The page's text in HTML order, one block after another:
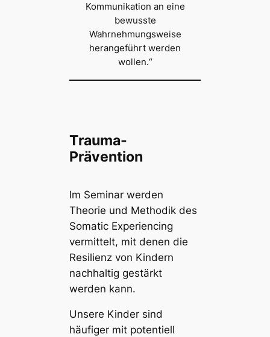
Kommunikation an eine
bewusste
Wahrnehmungsweise
herangeführt werden
wollen.“
Trauma-
Prävention
Im Seminar werden
Theorie und Methodik des
Somatic Experiencing
vermittelt, mit denen die
Resilienz von Kindern
nachhaltig gestärkt
werden kann.
Unsere Kinder sind
häufiger mit potentiell